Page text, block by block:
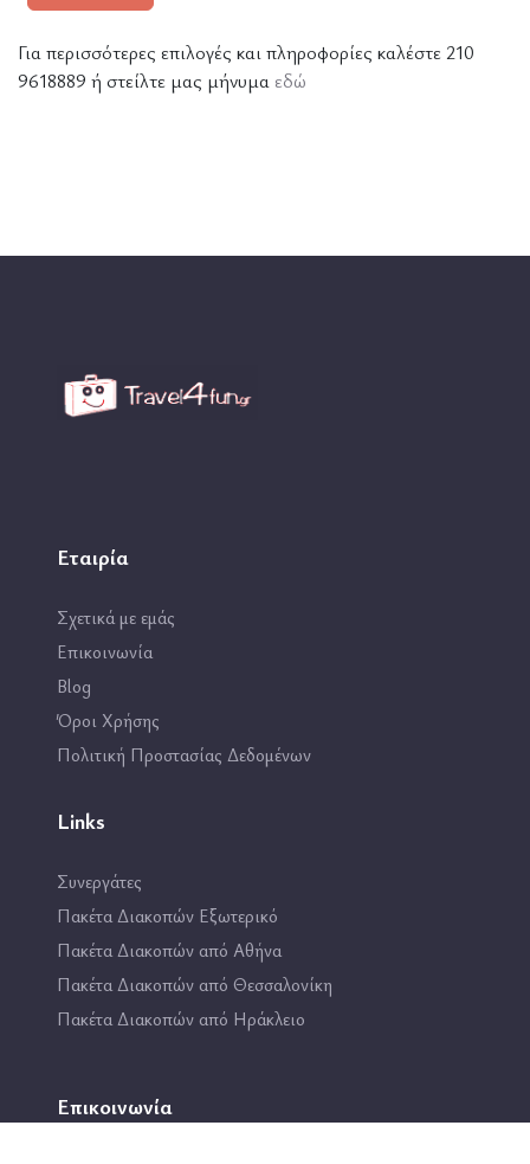
Για περισσότερες επιλογές και πληροφορίες καλέστε 210
9618889 ή στείλτε μας μήνυμα εδώ
Εταιρία
Σχετικά με εμάς
Επικοινωνία
Blog
Όροι Χρήσης
Πολιτική Προστασίας Δεδομένων
Links
Συνεργάτες
Πακέτα Διακοπών Εξωτερικό
Πακέτα Διακοπών από Αθήνα
Πακέτα Διακοπών από Θεσσαλονίκη
Πακέτα Διακοπών από Ηράκλειο
Επικοινωνία